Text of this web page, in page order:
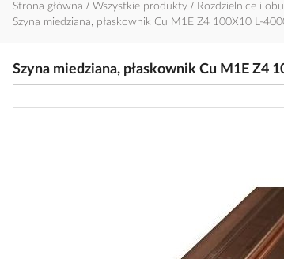
Strona główna Wszystkie produkty Rozdzielnice i
Szyna miedziana, płaskownik Cu M1E Z4 100X10 L-
Szyna miedziana, płaskownik Cu M1E Z4